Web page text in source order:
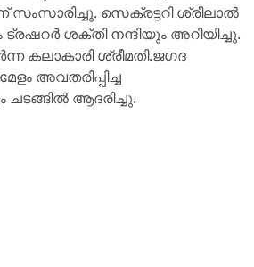
സെക്രട്ടറി ശ്രീലാൽ
ശക്തി നന്ദിയും അറിയിച്ചു.
കലാകാരി ശ്രീമതി.ജഗദ
അവതരിപ്പിച്ച
ആദരിച്ചു.